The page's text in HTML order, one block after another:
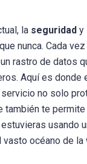
la seguridad y
nunca. Cada
rastro de datos
Aquí es donde
no solo
también te
usando
vasto océano de la